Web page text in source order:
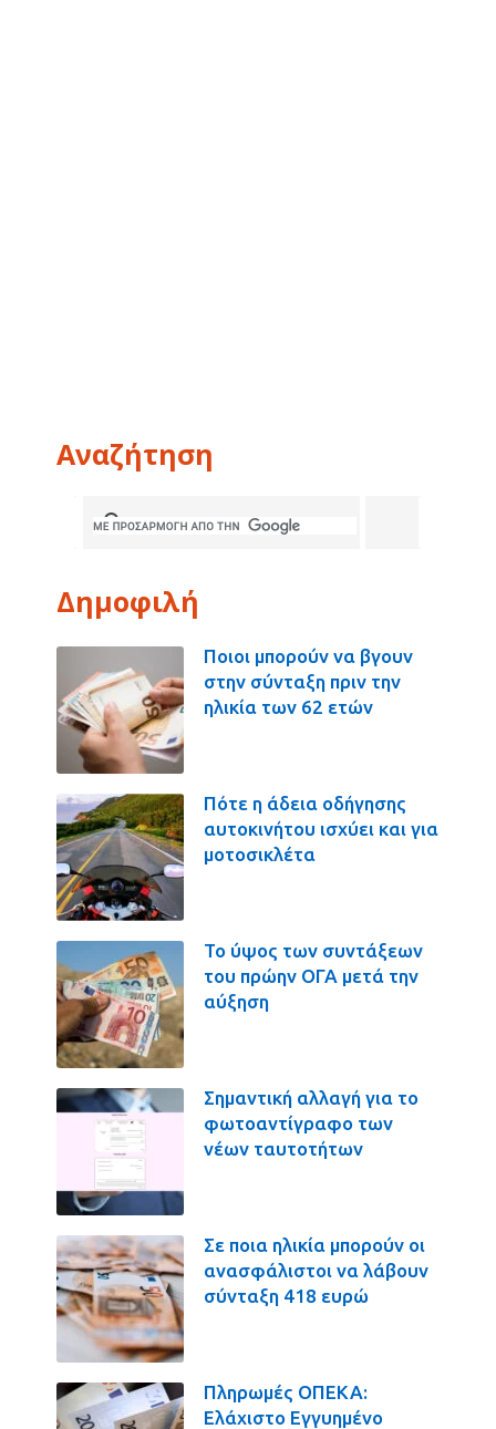
Αναζήτηση
Δημοφιλή
Ποιοι μπορούν να βγουν
στην σύνταξη πριν την
ηλικία των 62 ετών
Πότε η άδεια οδήγησης
αυτοκινήτου ισχύει και για
μοτοσικλέτα
Το ύψος των συντάξεων
του πρώην ΟΓΑ μετά την
αύξηση
Σημαντική αλλαγή για το
φωτοαντίγραφο των
νέων ταυτοτήτων
Σε ποια ηλικία μπορούν οι
ανασφάλιστοι να λάβουν
σύνταξη 418 ευρώ
Πληρωμές ΟΠΕΚΑ:
Ελάχιστο Εγγυημένο